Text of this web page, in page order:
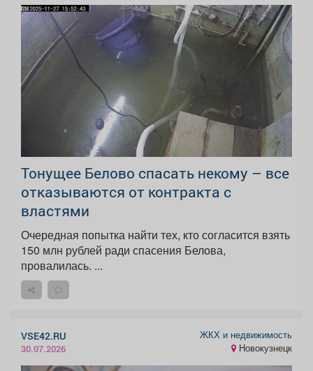
Тонущее Белово спасать некому – все
отказываются от контракта с
властями
Очередная попытка найти тех, кто согласится взять
150 млн рублей ради спасения Белова,
провалилась. ...
VSE42.RU
30.07.2026
ЖКХ и недвижимость
Новокузнецк